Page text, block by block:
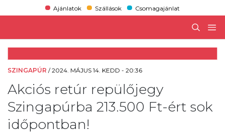
Ajánlatok Szállások Csomagajánlat
SZINGAPÚR /2024. MÁJUS 14. KEDD - 20:36
Akciós retúr repülőjegy
Szingapúrba 213.500 Ft-ért sok
időpontban!